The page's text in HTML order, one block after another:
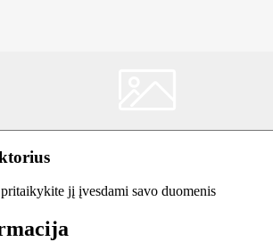
jį įvesdami savo duomenis